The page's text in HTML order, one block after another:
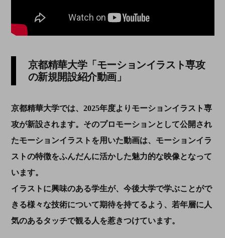
京都精華大学「モーションイラスト専攻
の新規開設紹介動画」
京都精華大学では、2025年度よりモーションイラスト専
攻が新設されます。そのプロモーションとして公開され
たモーションイラストを用いた動画は、モーションイラ
ストの特徴をふんだんに活かした魅力的な映像となって
います。
イラストに興味のある学生が、今後大学で学ぶことがで
きる様々な技術について期待を持てるよう、若年層に人
気のあるタッチで観る人を惹きつけています。